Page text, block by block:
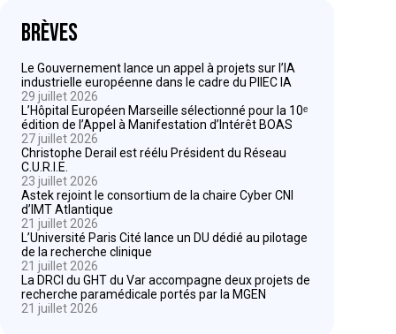
Brèves
Le Gouvernement lance un appel à projets sur l’IA
industrielle européenne dans le cadre du PIIEC IA
29 juillet 2026
L’Hôpital Européen Marseille sélectionné pour la 10ᵉ
édition de l’Appel à Manifestation d’Intérêt BOAS
27 juillet 2026
Christophe Derail est réélu Président du Réseau
C.U.R.I.E.
23 juillet 2026
Astek rejoint le consortium de la chaire Cyber CNI
d’IMT Atlantique
21 juillet 2026
L’Université Paris Cité lance un DU dédié au pilotage
de la recherche clinique
21 juillet 2026
La DRCI du GHT du Var accompagne deux projets de
recherche paramédicale portés par la MGEN
21 juillet 2026